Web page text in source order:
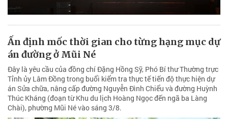
Ấn định mốc thời gian cho từng hạng mục dự
án đường ở Mũi Né
Đây là yêu cầu của đồng chí Đặng Hồng Sỹ, Phó Bí thư Thường trực
Tỉnh ủy Lâm Đồng trong buổi kiểm tra thực tế tiến độ thực hiện dự
án Sửa chữa, nâng cấp đường Nguyễn Đình Chiểu và đường Huỳnh
Thúc Kháng (đoạn từ Khu du lịch Hoàng Ngọc đến ngã ba Làng
Chài), phường Mũi Né vào sáng 3/8.